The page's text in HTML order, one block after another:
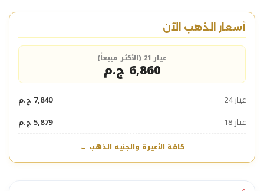
أسعار الذهب الآن
عيار 21 (الأكثر مبيعاً)
6,860 ج.م
عيار 24
7,840 ج.م
عيار 18
5,879 ج.م
كافة الأعيرة والجنيه الذهب ←